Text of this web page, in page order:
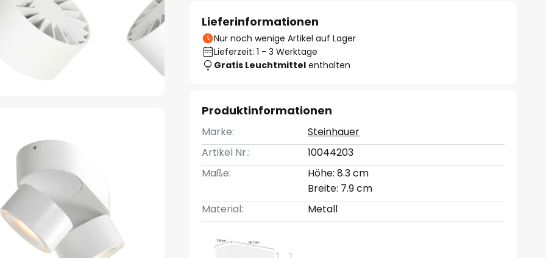
Lieferinformationen
Nur noch wenige Artikel auf Lager
Lieferzeit: 1 - 3 Werktage
Gratis Leuchtmittel enthalten
Produktinformationen
Marke:
Steinhauer
Artikel Nr.:
10044203
Maße:
Höhe: 8.3 cm
Breite: 7.9 cm
Material:
Metall